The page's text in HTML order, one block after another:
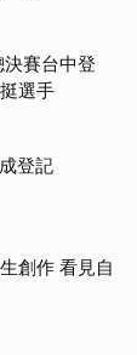
賽台中登
選手
登記
創作 看見自